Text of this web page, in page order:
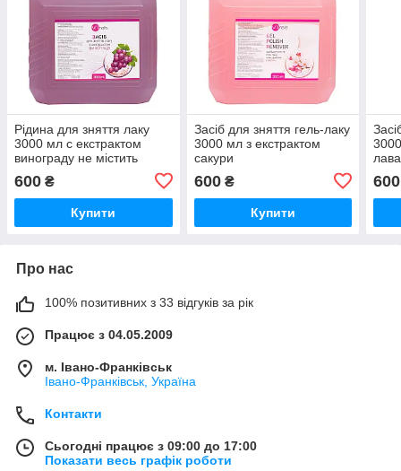
Рідина для зняття лаку
3000 мл с екстрактом
винограду не містить
600 ₴
Купити
Засіб для зняття гель-лаку
3000 мл з екстрактом
сакури
600₴
Купити
600
Про нас
100% позитивних з 33 відгуків за рік
Працює з 04.05.2009
м. Івано-Франківськ
Івано-Франківськ, Україна
Контакти
Сьогодні працює з 09:00 до 17:00
Показати весь графік роботи